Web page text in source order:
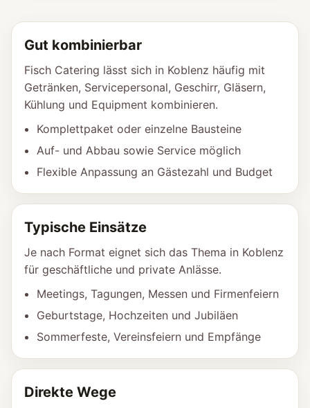
Gut kombinierbar
Fisch Catering lässt sich in Koblenz häufig mit
Getränken, Servicepersonal, Geschirr, Gläsern,
Kühlung und Equipment kombinieren.
Komplettpaket oder einzelne Bausteine
Auf- und Abbau sowie Service möglich
Flexible Anpassung an Gästezahl und Budget
Typische Einsätze
Je nach Format eignet sich das Thema in Koblenz
für geschäftliche und private Anlässe.
Meetings, Tagungen, Messen und Firmenfeiern
Geburtstage, Hochzeiten und Jubiläen
Sommerfeste, Vereinsfeiern und Empfänge
Direkte Wege